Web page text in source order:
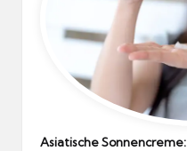
Asiatische